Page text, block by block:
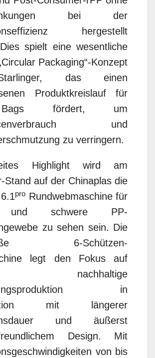
bei der
hergestellt
spielt eine wesentliche
Packaging“-Konzept
das einen
Produktkreislauf für
fördert, um
und
zu verringern.
Highlight wird am
Stand auf der Chinaplas die
pro Rundwebmaschine für
und schwere PP-
zu sehen sein. Die
6-Schützen-
legt den Fokus auf
nachhaltige
in
mit längerer
und äußerst
Design. Mit
von bis